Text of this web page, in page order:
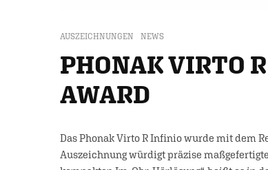
AUSZEICHNUNGEN NEWS
PHONAK VIRTO
AWARD
Das Phonak Virto R Infinio wurde mit dem
Auszeichnung würdigt präzise